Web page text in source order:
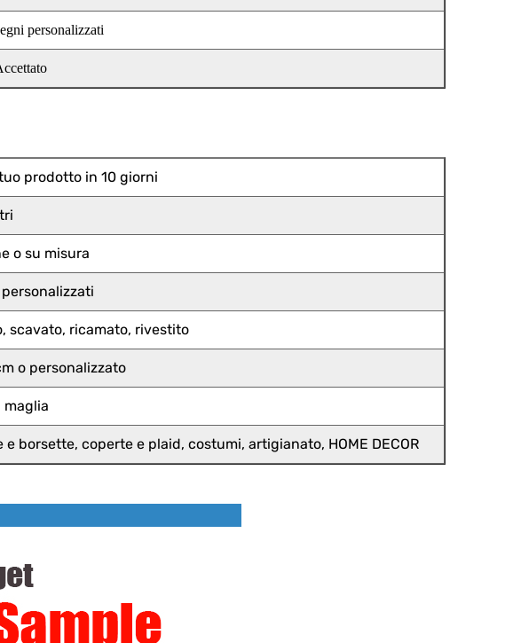
personalizzati
prodotto in 10 giorni
o su misura
scavato, ricamato, rivestito
o personalizzato
maglia
borsette, coperte e plaid, costumi, artigianato, HOME DECOR